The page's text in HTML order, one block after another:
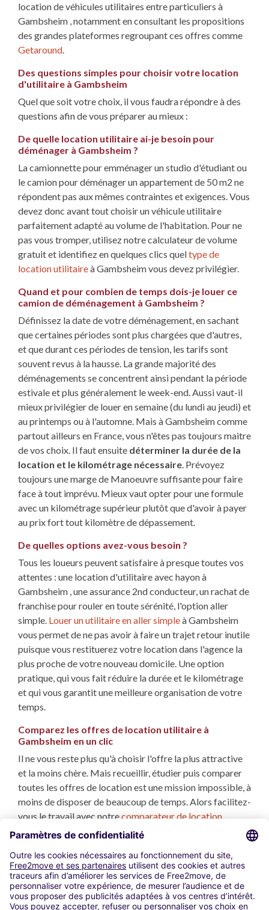
location de véhicules utilitaires entre particuliers à
Gambsheim , notamment en consultant les propositions
des grandes plateformes regroupant ces offres comme
Getaround.
Des questions simples pour choisir votre location
d'utilitaire à Gambsheim
Quel que soit votre choix, il vous faudra répondre à des
questions afin de vous préparer au mieux :
De quelle location utilitaire ai-je besoin pour
déménager à Gambsheim ?
La camionnette pour emménager un studio d'étudiant ou
le camion pour déménager un appartement de 50 m2 ne
répondent pas aux mêmes contraintes et exigences. Vous
devez donc avant tout choisir un véhicule utilitaire
parfaitement adapté au volume de l'habitation. Pour ne
pas vous tromper, utilisez notre calculateur de volume
gratuit et identifiez en quelques clics queltype de
location utilitaireà Gambsheim vous devez privilégier.
Quand et pour combien de temps dois-je louer ce
camion de déménagement à Gambsheim ?
Définissez la date de votre déménagement, en sachant
que certaines périodes sont plus chargées que d'autres,
et que durant ces périodes de tension, les tarifs sont
souvent revus à la hausse. La grande majorité des
déménagements se concentrent ainsi pendant la période
estivale et plus généralement le week-end. Aussi vaut-il
mieux privilégier de louer en semaine (du lundi au jeudi) et
au printemps ou à l'automne. Mais à Gambsheim comme
partout ailleurs en France, vous n'êtes pas toujours maitre
de vos choix. Il faut ensuite déterminer la durée de la
location et le kilométrage nécessaire. Prévoyez
toujours une marge de Manoeuvre suffisante pour faire
face à tout imprévu. Mieux vaut opter pour une formule
avec un kilométrage supérieur plutôt que d'avoir à payer
au prix fort tout kilomètre de dépassement.
De quelles options avez-vous besoin ?
Tous les loueurs peuvent satisfaire à presque toutes vos
attentes : une location d'utilitaire avec hayon à
Gambsheim , une assurance 2nd conducteur, un rachat de
franchise pour rouler en toute sérénité, l'option aller
simple. Louer un utilitaire en aller simpleà Gambsheim
vous permet de ne pas avoir à faire un trajet retour inutile
puisque vous restituerez votre location dans l'agence la
plus proche de votre nouveau domicile. Une option
pratique, qui vous fait réduire la durée et le kilométrage
et qui vous garantit une meilleure organisation de votre
temps.
Comparez les offres de location utilitaire à
Gambsheim en un clic
Il ne vous reste plus qu'à choisir l'offre la plus attractive
et la moins chère. Mais recueillir, étudier puis comparer
toutes les offres de location est une mission impossible, à
moins de disposer de beaucoup de temps. Alors facilitez-
vous le travail avec notrecomparateur de location
utilitaire. Nous analysons et comparons toutes les
critères, et en quelques secondes vous disposez des
propositions les plus avantageuses.